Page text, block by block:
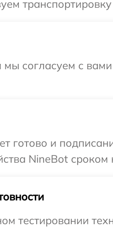
согласуем с
готово и
NineBot
тестировании